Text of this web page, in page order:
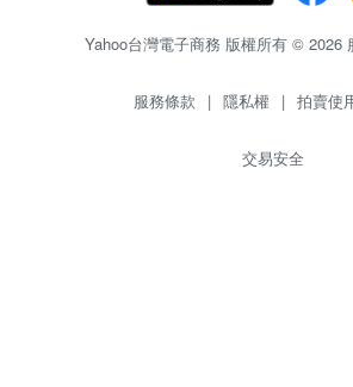
Yahoo台灣電子商務 版權所有 © 2026
服務條款 | 隱私權 | 拍賣使
交易安全